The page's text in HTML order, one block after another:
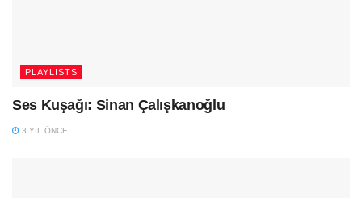
PLAYLISTS
Ses Kuşağı: Sinan Çalışkanoğlu
3 YIL ÖNCE